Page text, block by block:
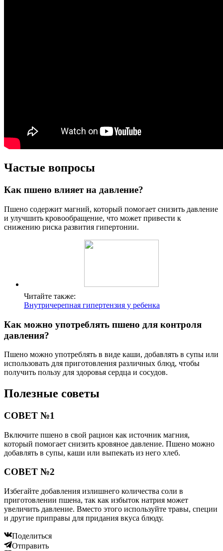
Частые вопросы
Как пшено влияет на давление?
Пшено содержит магний, который помогает снизить давление
и улучшить кровообращение, что может привести к
снижению риска развития гипертонии.
Читайте также:
Внутричерепная гипертензия у ребенка
Как можно употреблять пшено для контроля
давления?
Пшено можно употреблять в виде каши, добавлять в супы или
использовать для приготовления различных блюд, чтобы
получить пользу для здоровья сердца и сосудов.
Полезные советы
СОВЕТ №1
Включите пшено в свой рацион как источник магния,
который помогает снизить кровяное давление. Пшено можно
добавлять в супы, каши или выпекать из него хлеб.
СОВЕТ №2
Избегайте добавления излишнего количества соли в
приготовлении пшена, так как избыток натрия может
увеличить давление. Вместо этого используйте травы, специи
и другие приправы для придания вкуса блюду.
Поделиться
Отправить